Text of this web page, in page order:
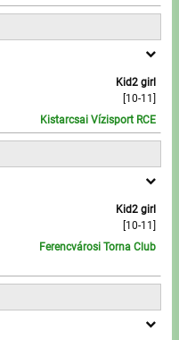
Kid2 girl
[10-11]
Kistarcsai Vízisport RCE
Kid2 girl
[10-11]
Ferencvárosi Torna Club